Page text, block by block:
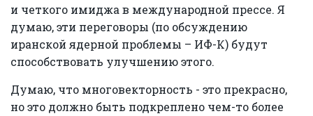
и четкого имиджа в международной прессе. Я
думаю, эти переговоры (по обсуждению
иранской ядерной проблемы – ИФ-К) будут
способствовать улучшению этого.
Думаю, что многовекторность - это прекрасно,
но это должно быть подкреплено чем-то более